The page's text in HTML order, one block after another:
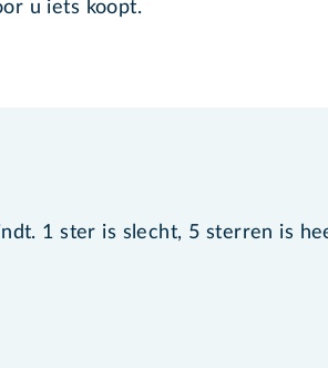
u iets koopt.
1 ster is slecht, 5 sterren is